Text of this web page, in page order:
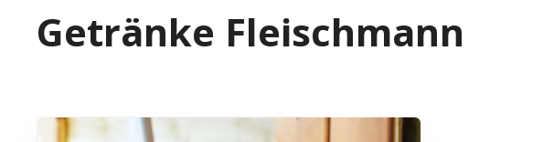
Getränke Fleischmann